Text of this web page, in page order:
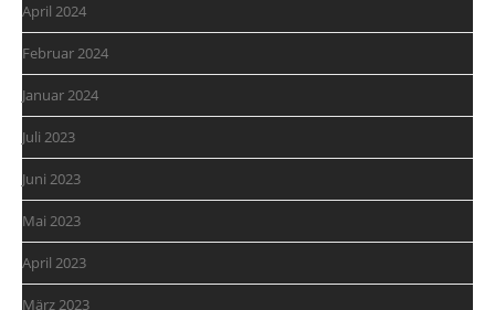
April 2024
Februar 2024
Januar 2024
Juli 2023
Juni 2023
Mai 2023
April 2023
März 2023